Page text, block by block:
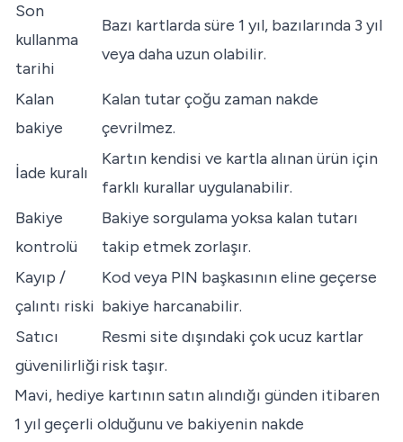
Son
kullanma
tarihi
Bazı kartlarda süre 1 yıl, bazılarında 3 yıl
veya daha uzun olabilir.
Kalan
bakiye
Kalan tutar çoğu zaman nakde
çevrilmez.
İade kuralı
Kartın kendisi ve kartla alınan ürün için
farklı kurallar uygulanabilir.
Bakiye
kontrolü
Bakiye sorgulama yoksa kalan tutarı
takip etmek zorlaşır.
Kayıp /
çalıntı riski
Kod veya PIN başkasının eline geçerse
bakiye harcanabilir.
Satıcı
güvenilirliği
Resmi site dışındaki çok ucuz kartlar
risk taşır.
Mavi, hediye kartının satın alındığı günden itibaren
1 yıl geçerli olduğunu ve bakiyenin nakde